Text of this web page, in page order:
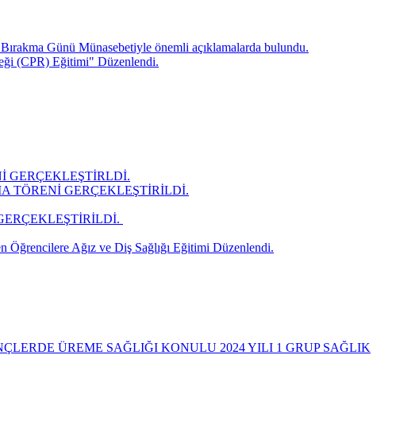
Günü Münasebetiyle önemli açıklamalarda bulundu.
(CPR) Eğitimi" Düzenlendi.
GERÇEKLEŞTİRLDİ.
TÖRENİ GERÇEKLEŞTİRİLDİ.
Öğrencilere Ağız ve Diş Sağlığı Eğitimi Düzenlendi.
ÜREME SAĞLIĞI KONULU 2024 YILI 1 GRUP SAĞLIK